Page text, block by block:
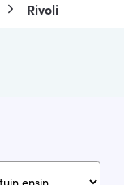
Rivoli